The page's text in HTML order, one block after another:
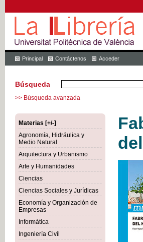
Principal Contáctenos Acceder
Búsqueda
>> Búsqueda avanzada
Materias [+/-]
Agronomía, Hidráulica y
Medio Natural
Arquitectura y Urbanismo
Arte y Humanidades
Ciencias
Ciencias Sociales y Jurídicas
Economía y Organización de
Empresas
Informática
Ingeniería Civil